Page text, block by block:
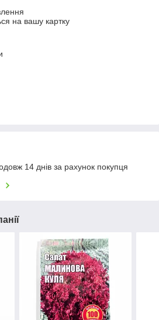
на вашу картку
14 днів за рахунок покупця